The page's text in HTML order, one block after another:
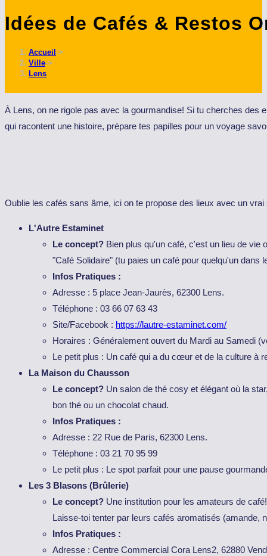
ce
Idées de Cafés & Restos
Accueil ->
Ville->
Lens
À Lens, on ne rigole pas avec la gourmandise! Si tu cherches des
qui racontent une histoire, prépare tes papilles pour un voyage
Oublie les cafés sans âme, ici on te propose des lieux avec un vrai
L'Autre Estaminet
Le concept? Bien plus qu'un café, c'est un lieu de vie
"Café Solidaire" (tu paies un café pour quelqu'un dans
Infos Pratiques :
Adresse : 5 place Jean-Jaurès, 62300 Lens.
Téléphone : 03 66 07 63 43
Site/Facebook : https://lautre-estaminet.com/
Horaires : Généralement ouvert du Mardi au Samedi
Le petit plus : Un café qui a du cœur et de la culture à
La Maison du Chausson
Le concept? Un salon de thé cosy et élégant où la
bon thé ou un chocolat chaud.
Infos Pratiques :
Adresse : 22 Rue de Paris, 62300 Lens.
Téléphone : 03 21 70 95 99
Le petit plus : Le spot parfait pour une pause
Les 3 Blasons (Brûlerie)
Le concept? Une institution pour les amateurs de
Laisse-toi tenter par leurs cafés aromatisés (amande,
Infos Pratiques :
Adresse : Centre Commercial Cora Lens2, 62880